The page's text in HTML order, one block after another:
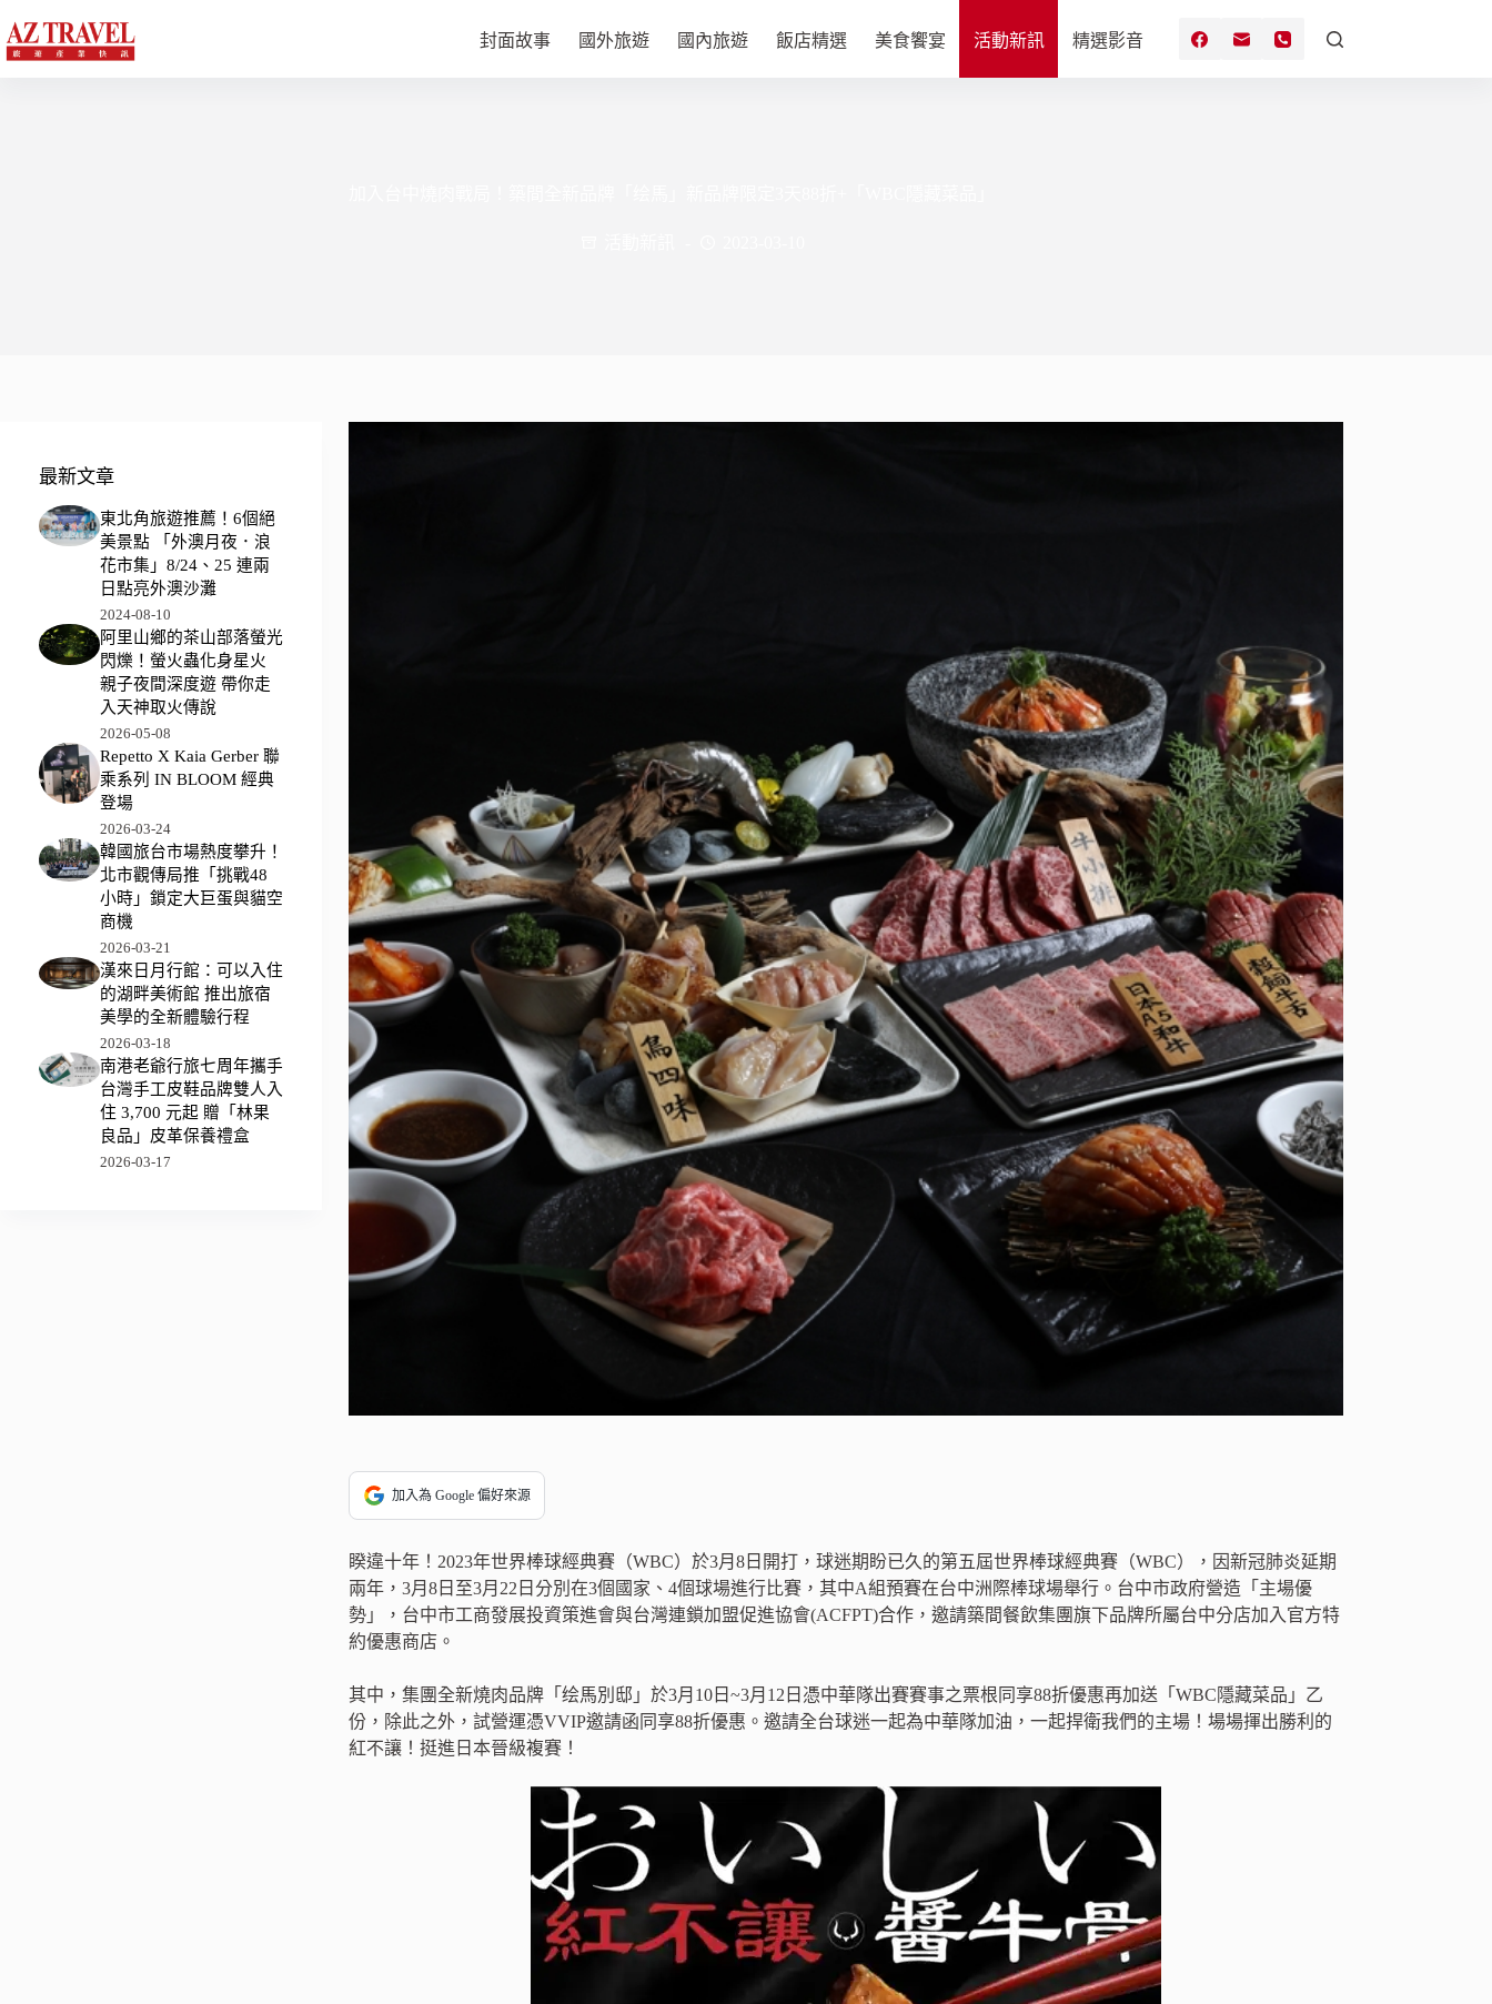
至
主
封面故事 國外旅遊 國內旅遊 飯店精選 美食饗宴 活動新訊 精選影音
加入為 Google 偏好來源
睽違十年！2023年世界棒球經典賽（WBC）於3月8日開打，球迷期盼已久的第五屆世界棒球經典賽（WBC），因新冠肺炎延期
兩年，3月8日至3月22日分別在3個國家、4個球場進行比賽，其中A組預賽在台中洲際棒球場舉行。台中市政府營造「主場優
勢」，台中市工商發展投資策進會與台灣連鎖加盟促進協會(ACFPT)合作，邀請築間餐飲集團旗下品牌所屬台中分店加入官方特
約優惠商店。
其中，集團全新燒肉品牌「绘馬別邸」於3月10日~3月12日憑中華隊出賽賽事之票根同享88折優惠再加送「WBC隱藏菜品」乙
份，除此之外，試營運憑VVIP邀請函同享88折優惠。邀請全台球迷一起為中華隊加油，一起捍衛我們的主場！場場揮出勝利的
紅不讓！挺進日本晉級複賽！
最新文章
東北角旅遊推薦！6個絕
美景點 「外澳月夜．浪
花市集」8/24、25 連兩
日點亮外澳沙灘
2024-08-10
阿里山鄉的茶山部落螢光
閃爍！螢火蟲化身星火
親子夜間深度遊 帶你走
入天神取火傳說
2026-05-08
Repetto X Kaia Gerber 聯
乘系列 IN BLOOM 經典
登場
2026-03-24
韓國旅台市場熱度攀升！
北市觀傳局推「挑戰48
小時」鎖定大巨蛋與貓空
商機
2026-03-21
漢來日月行館：可以入住
的湖畔美術館 推出旅宿
美學的全新體驗行程
2026-03-18
南港老爺行旅七周年攜手
台灣手工皮鞋品牌雙人入
住 3,700 元起 贈「林果
良品」皮革保養禮盒
2026-03-17